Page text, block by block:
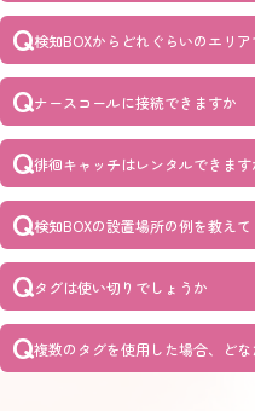
Q検知BOXからどれぐらいのエリ
Qナースコールに接続できますか
Q徘徊キャッチはレンタルできます
Q検知BOXの設置場所の例を教え
Qタグは使い切りでしょうか
Q複数のタグを使用した場合、ど